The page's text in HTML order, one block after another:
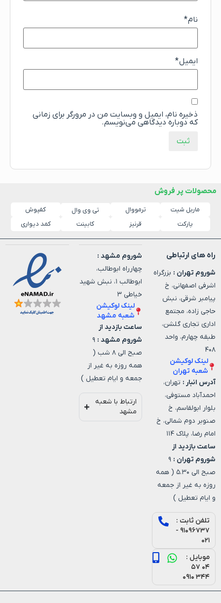
نام*
ایمیل*
ذخیره نام، ایمیل و وبسایت من در مرورگر برای زمانی
که دوباره دیدگاهی می‌نویسم.
محصولات پر فروش
ماربل شیت ترمووال تی وی وال
کفپوش
پارکت
قرنیز کابینت کمد دیواری
راه های ارتباطی
شوروم تهران : بزرگراه
اشرفی اصفهانی، خ
پیامبر شرقی، نبش
حاجی زاده، مجتمع
اداری تجاری گلشن،
طبقه چهارم، واحد
۴۰۸
لینک لوکیشن
شعبه تهران
آدرس انبار : تهران،
احمدآباد مستوفی،
بلوار ابولقاسم، خ
صنوبر دوم شمالی، خ
امام رضا، پلاک ۱۱۴
ساعت بازدید از
شوروم تهران : ۹
صبح الی ۵.۳۰ ( همه
روزه به غیر از جمعه
و ایام تعطیل )
تلفن ثابت :
۹۱۰۹۶۷۳۷ -
۰۲۱
موبایل :
۰۴ ۵۷
۳۴۴ ۰۹۱۰
شوروم مشهد :
چهارراه ابوطالب،
ابوطالب ۱، نبش شهید
خیاطی ۳
لینک لوکیشن
شعبه مشهد
ساعت بازدید از
شوروم مشهد : ۹
صبح الی ۸ شب (
همه روزه به غیر از
جمعه و ایام تعطیل )
ارتباط با شعبه
مشهد